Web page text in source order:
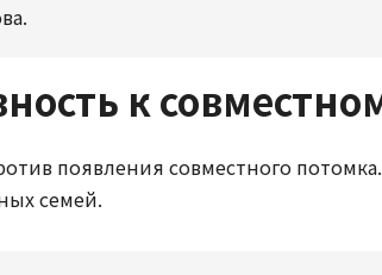
к
появления совместного
семей.